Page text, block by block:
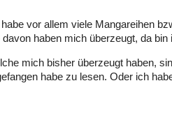
habe vor allem viele Mangareihen
davon haben mich überzeugt, da
mich bisher überzeugt haben,
habe zu lesen. Oder ich